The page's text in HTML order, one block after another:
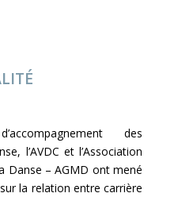
des
l’AVDC et l’Association
Danse – AGMD ont mené
la relation entre carrière